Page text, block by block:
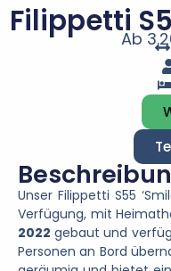
FilippettiAb
Unser Filippetti S55
Verfügung, mit
2022 gebaut und
Personen an Bord